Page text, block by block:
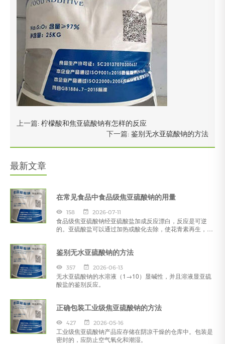
上一篇: 柠檬酸和焦亚硫酸钠有怎样的反应
下一篇: 鉴别无水亚硫酸钠的方法
最新文章
在常见食品中食品级焦亚硫酸钠的用量
158 2026-07-11
食品级焦亚硫酸钠经亚硫酸盐加成反应漂白，反应是可逆
的。亚硫酸盐可以通过加热或酸化去除，使花青素再生，恢
鉴别无水亚硫酸钠的方法
357 2026-06-13
无水亚硫酸钠的水溶液（1→10）显碱性，并且溶液显亚硫
酸盐的鉴别反应。
正确包装工业级焦亚硫酸钠的方法
427 2026-05-16
工业级焦亚硫酸钠产品应存储在阴凉干燥的仓库中。包装是
密封的，应防止空气氧化和潮湿。